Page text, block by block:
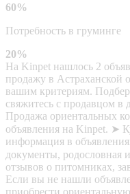
60%
Потребность в груминге
20%
На Kinpet нашлось 2
продажу в Астраханской
вашим критериям.
свяжитесь с продавцом в
Продажа ориентальных
объявления на Kinpet. ➤
информация в
документы, родословная
отзывов о питомниках,
Если вы не нашли
приобрести